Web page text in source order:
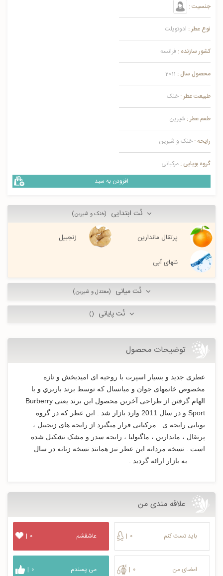
جنسیت :
نوع عطر : ادوتویلت
کشور سازنده : فرانسه
محصول سال : 2011
طبیعت عطر : خنک
طعم عطر : شیرین
رایحه : خنک و شیرین
گروه بویایی : مرکباتی
افزودن به سبد
نُت ابتدایی (خنک و شیرین)
پرتقال ماندارین زنجبیل
نتهای آبی
نُت میانی (معتدل و شیرین)
نُت پایانی ()
توضیحات محصول
عطری جدید و بسیار اسپرت با روحیه ای امیدبخش و تازه
مخصوص خانمهای جوان و میانسال که توسط برند باربري و با
الهام گرفتن از طراحی آخرین محصول این برند یعنی Burberry
Sport
و در سال 2011 وارد بازار شد . این عطر که در گروه
بویایی رایحه ی مرکباتی قرار میگیرد از رايحه های زنجبیل ،
پرتقال ، ماندارین ، ماگنولیا ، رایحه سدر و مشک تشکیل شده
است . نسخه مردانه این عطر نیز همانند نسخه زنانه در سال
علاقه مندی من
باید تست کنم | ۰
امضای من | ۰
عاشقشم | ۰
می پسندم | ۰